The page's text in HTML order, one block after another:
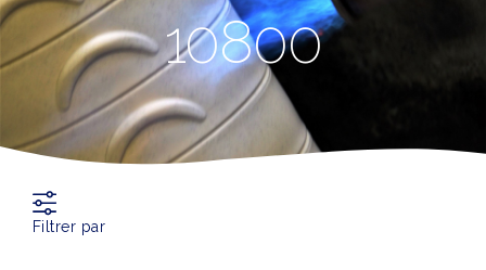
Réservoirs
& réseaux de distribution
Azote
& pompes à vide
10800
Filtrer par